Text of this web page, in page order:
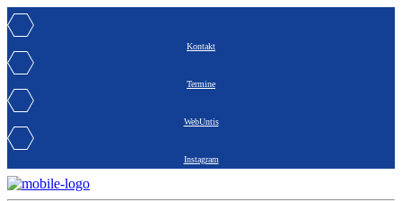
Kontakt
Termine
WebUntis
Instagram